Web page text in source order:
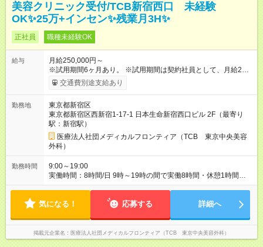
美容クリニック受付/TCB新宿西口 未経験
OK✨️25万+インセン✨️残業月3H✨️
正社員 職種未経験OK
給与
月給250,000円～
※試用期間6ヶ月あり。 ※試用期間は契約社員として、月給22万
円＋各種手当となります。 ※想定年収には賞与+インセンティブ
を含みます。 ◆残業手当は1分単位で全額支給 【試用期間】試用
時と異なる部分があります。 雇用形態：中途採用（契約社員）
給与：月給 220,000円以上
交通費別途支給あり
勤務地
東京都新宿区
東京都新宿区西新宿1-17-1 日本生命新宿西口ビル 2F（最寄り
駅：新宿駅）
医療法人社団メディカルフロンティア（TCB 東京中央美容
外科）
勤務時間
9:00～19:00
実働時間：8時間/日 9時～19時の間で実働8時間・休憩1時間
【残業ほぼ無し！】 残業月平均3時間のため、ほぼ毎日定時で退
気になる！ 応募する 詳細へ
掲載元企業名 医療法人社団メディカルフロンティア（TCB 東京中央美容外科）